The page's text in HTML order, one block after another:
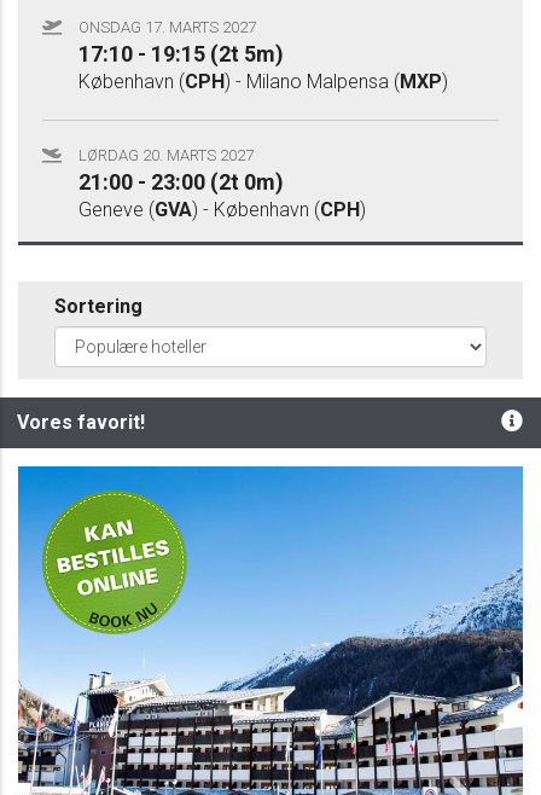
ONSDAG 17. MARTS 2027
17:10 - 19:15 (2t 5m)
København (CPH) - Milano Malpensa (MXP)
LØRDAG 20. MARTS 2027
21:00 - 23:00 (2t 0m)
Geneve (GVA) - København (CPH)
Sortering
Vores favorit!
Privat